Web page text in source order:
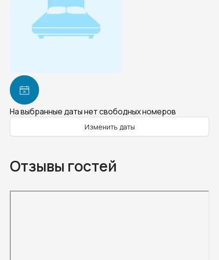
На выбранные даты нет свободных номеров
Изменить даты
Отзывы гостей